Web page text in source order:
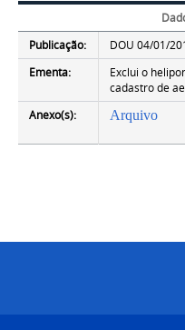
Publicação:
DOU 04/01/
Ementa:
Exclui o
cadastro de
Anexo(s):
Arquivo